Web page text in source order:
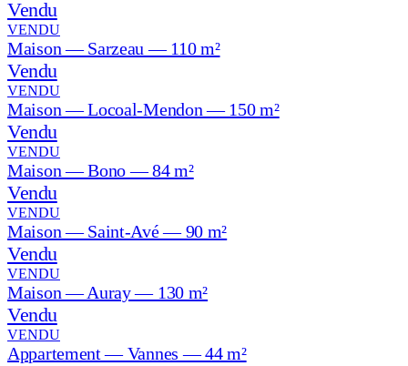
Vendu
VENDU
Maison — Sarzeau — 110 m²
Vendu
VENDU
Maison — Locoal-Mendon — 150 m²
Vendu
VENDU
Maison — Bono — 84 m²
Vendu
VENDU
Maison — Saint-Avé — 90 m²
Vendu
VENDU
Maison — Auray — 130 m²
Vendu
VENDU
Appartement — Vannes — 44 m²